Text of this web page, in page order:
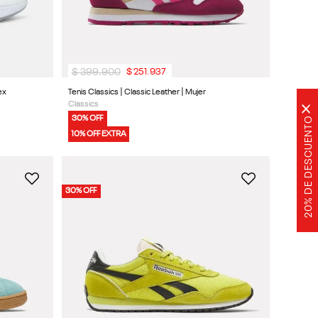
20% DE DESCUENTO
×
Tenis Classics | Classic Leather | Mujer
Classics
30% OFF
10% OFF EXTRA
$ 399.900 $251 .937
30% OFF